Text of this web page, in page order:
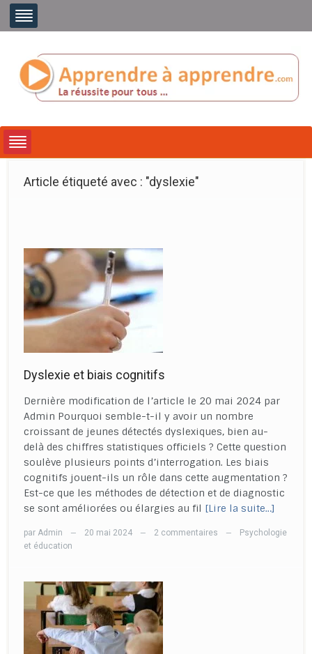
Article étiqueté avec : "dyslexie"
Dyslexie et biais cognitifs
Dernière modification de l’article le 20 mai 2024 par
Admin Pourquoi semble-t-il y avoir un nombre
croissant de jeunes détectés dyslexiques, bien au-
delà des chiffres statistiques officiels ? Cette question
soulève plusieurs points d’interrogation. Les biais
cognitifs jouent-ils un rôle dans cette augmentation ?
Est-ce que les méthodes de détection et de diagnostic
se sont améliorées ou élargies au fil [Lire la suite…]
par Admin — 20 mai 2024 — 2 commentaires —
Psychologie
et éducation